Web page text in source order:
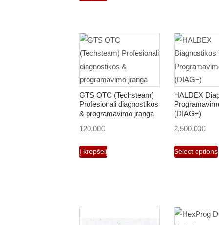
GTS OTC (Techsteam)
Profesionali diagnostikos
& programavimo įranga
120.00€
Į krepšelį
HALDEX
(DIAG+)
2,500.00€
Select options